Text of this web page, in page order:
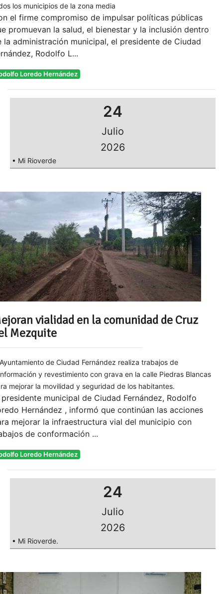
los municipios de la zona media
el firme compromiso de impulsar políticas públicas
promuevan la salud, el bienestar y la inclusión dentro
la administración municipal, el presidente de Ciudad
Rodolfo L...
Loredo Hernández
24
Julio
2026
• Mi Rioverde
vialidad en la comunidad de Cruz
Mezquite
de Ciudad Fernández realiza trabajos de
y revestimiento con grava en la calle Piedras Blancas
mejorar la movilidad y seguridad de los habitantes.
presidente municipal de Ciudad Fernández, Rodolfo
Hernández , informó que continúan las acciones
mejorar la infraestructura vial del municipio con
de conformación ...
Loredo Hernández
24
Julio
2026
• Mi Rioverde.